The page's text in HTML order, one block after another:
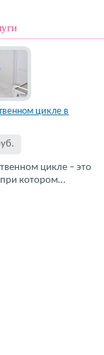
цикле в
цикле – это
котором…